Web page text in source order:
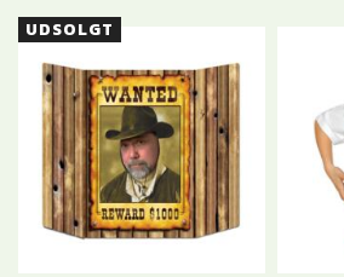
UDSOLGT